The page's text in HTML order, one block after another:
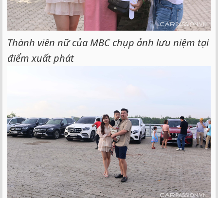
Thành viên nữ của MBC chụp ảnh lưu niệm tại
điểm xuất phát